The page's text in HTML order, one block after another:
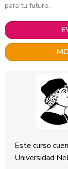
para tu futuro.
Este curso
Universidad